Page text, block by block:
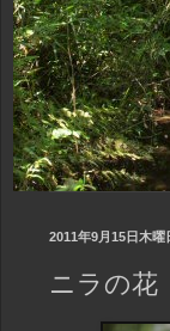
2011年9月15日木曜
ニラの花